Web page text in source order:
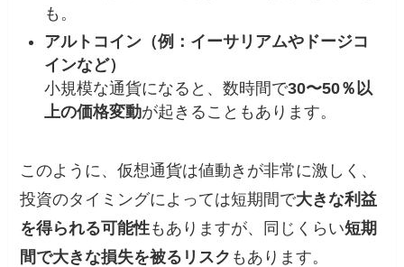
も。
アルトコイン（例：イーサリアムやドージコ
インなど）
小規模な通貨になると、数時間で30〜50％以
上の価格変動が起きることもあります。
このように、仮想通貨は値動きが非常に激しく、
投資のタイミングによっては短期間で大きな利益
を得られる可能性もありますが、同じくらい短期
間で大きな損失を被るリスク もあります。